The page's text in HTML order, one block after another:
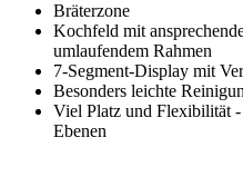
Bräterzone
Kochfeld mit
umlaufendem Rahmen
7-Segment-Display mit
Besonders leichte
Viel Platz und Flexibilität
Ebenen